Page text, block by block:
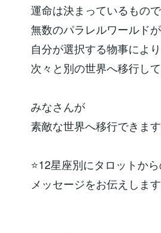
運命は決まっているもの
無数のパラレルワールド
自分が選択する物事により
次々と別の世界へ移行し
みなさんが
素敵な世界へ移行できま
⭐12星座別にタロットか
メッセージをお伝えしま